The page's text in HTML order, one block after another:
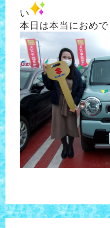
い
本日は本当におめ